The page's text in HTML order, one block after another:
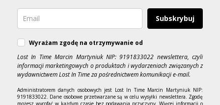
Subskrybuj
Wyrażam zgodę na otrzymywanie od
Lost In Time Marcin Martyniuk NIP: 9191833022 newslettera, czyli
informacji marketingowych o produktach i wydarzeniach związanych z
wydawnictwem Lost In Time za pośrednictwem komunikacji e-mail.
Administratorem danych osobowych jest Lost In Time Marcin Martyniuk NIP:
9191833022. Dane osobowe przetwarzane są w celu wysyłki newslettera. Zgodę
możesz wycofać w każdym czasie bez podawania przyczyny. Więcej informacji o